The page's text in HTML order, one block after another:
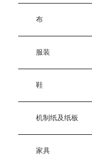
布
服装
鞋
机制纸及纸板
家具